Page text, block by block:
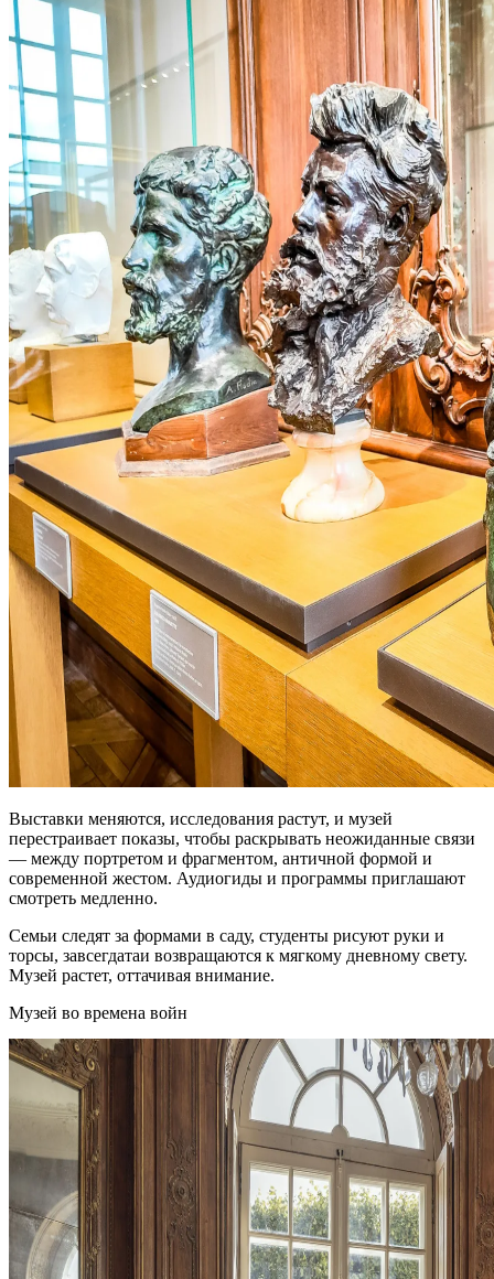
Выставки меняются, исследования растут, и музей
перестраивает показы, чтобы раскрывать неожиданные связи
— между портретом и фрагментом, античной формой и
современной жестом. Аудиогиды и программы приглашают
смотреть медленно.
Семьи следят за формами в саду, студенты рисуют руки и
торсы, завсегдатаи возвращаются к мягкому дневному свету.
Музей растет, оттачивая внимание.
Музей во времена войн